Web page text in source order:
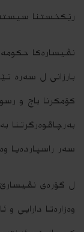
رێكخستنا
نڤیساره‌كا
بارزانى ل سه‌ره‌
كۆمكرنا باج و
به‌رچاڤوه‌رگرتنا
سه‌ر راسپارده‌یا
ل گۆره‌ى
وه‌زاره‌تا دارایى و